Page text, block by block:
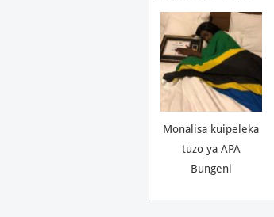
Monalisa kuipeleka
tuzo ya APA
Bungeni